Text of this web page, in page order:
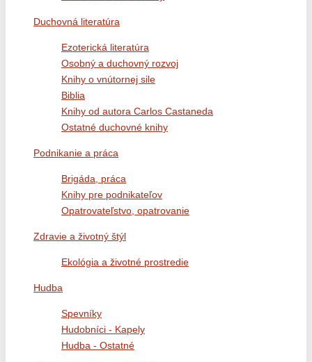
Duchovná literatúra
Ezoterická literatúra
Osobný a duchovný rozvoj
Knihy o vnútornej sile
Biblia
Knihy od autora Carlos Castaneda
Ostatné duchovné knihy
Podnikanie a práca
Brigáda, práca
Knihy pre podnikateľov
Opatrovateľstvo, opatrovanie
Zdravie a životný štýl
Ekológia a životné prostredie
Hudba
Spevníky
Hudobníci - Kapely
Hudba - Ostatné